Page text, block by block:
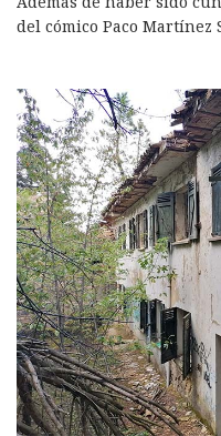
del cómico Paco Martínez